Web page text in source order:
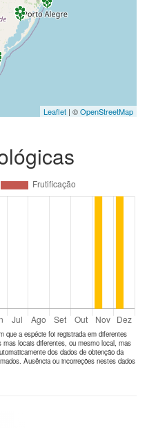
Leaflet | ©OpenStreetMap
que a espécie foi registrada em diferentes
locais diferentes, ou mesmo local, mas
dos dados de obtenção da
Ausência ou incorreções nestes dados